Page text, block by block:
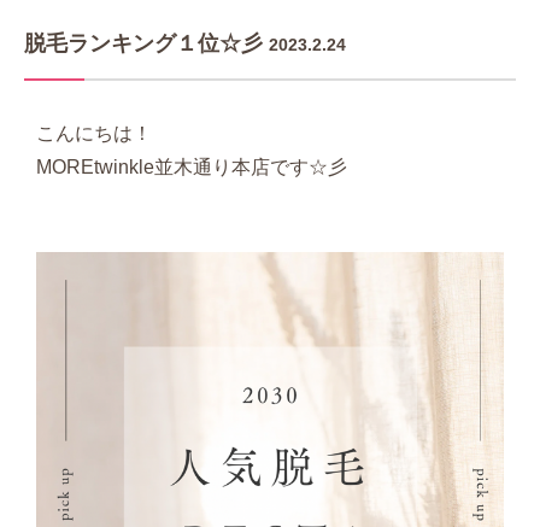
脱毛ランキング１位☆彡 2023.2.24
こんにちは！
MOREtwinkle並木通り本店です☆彡